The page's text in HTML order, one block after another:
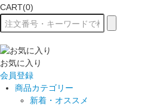
CART(0)
お気に入り
会員登録
商品カテゴリー
新着・オススメ